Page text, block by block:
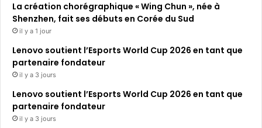
La création chorégraphique « Wing Chun », née à
Shenzhen, fait ses débuts en Corée du Sud
il y a 1 jour
Lenovo soutient l’Esports World Cup 2026 en tant que
partenaire fondateur
il y a 3 jours
Lenovo soutient l’Esports World Cup 2026 en tant que
partenaire fondateur
il y a 3 jours